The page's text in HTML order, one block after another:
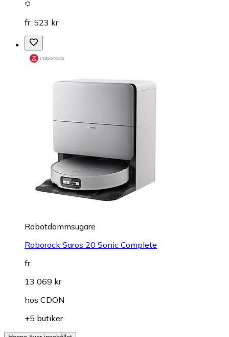
fr. 523 kr
Robotdammsugare
Roborock Saros 20 Sonic Complete
fr.
13 069 kr
hos CDON
+5 butiker